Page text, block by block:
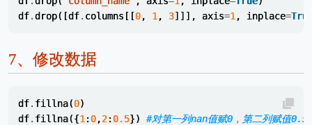
df.drop([df. columns [[0, 1 , 3]]], axis=1 , inplace=
7、 修改数据
df. fillna(0)
df. fillna({1 :0,2:0.5})
#对第一列nan值赋0，第二列赋值0.5